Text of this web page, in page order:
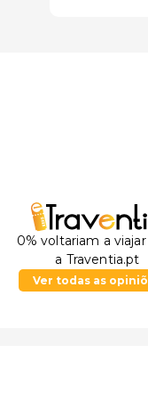
0% voltariam a
a Traventia.pt
Ver todas as